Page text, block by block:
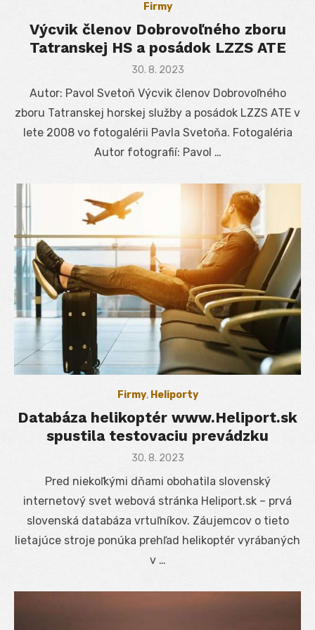
Firmy
Výcvik členov Dobrovoľného zboru
Tatranskej HS a posádok LZZS ATE
Posted
30. 8. 2023
Autor: Pavol Svetoň Výcvik členov Dobrovoľného
zboru Tatranskej horskej služby a posádok LZZS ATE v
lete 2008 vo fotogalérii Pavla Svetoňa. Fotogaléria
Autor fotografií: Pavol …
Firmy, Heliporty
Databáza helikoptér www.Heliport.sk
spustila testovaciu prevádzku
Posted
30. 8. 2023
Pred niekoľkými dňami obohatila slovenský
internetový svet webová stránka Heliport.sk – prvá
slovenská databáza vrtuľníkov. Záujemcov o tieto
lietajúce stroje ponúka prehľad helikoptér vyrábaných
v …